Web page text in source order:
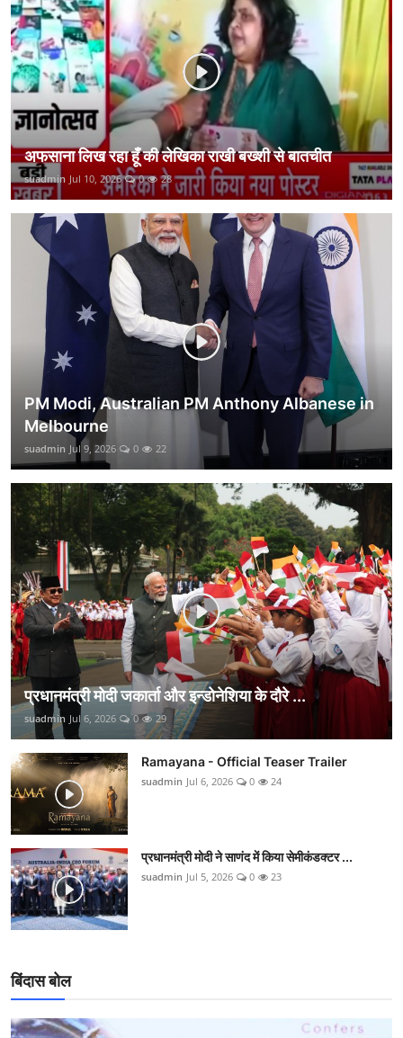
कानून
राजनीति
वीडियो
अफसाना लिख रहा हूँ की लेखिका राखी बख्शी से बातचीत
suadmin Jul 10, 2026 0 28
PM Modi, Australian PM Anthony Albanese in
Melbourne
suadmin Jul 9, 2026 0 22
प्रधानमंत्री मोदी जकार्ता और इन्डोनेशिया के दौरे ...
suadmin Jul 6, 2026 0 29
Ramayana - Official Teaser Trailer
suadmin Jul 6, 2026 0 24
प्रधानमंत्री मोदी ने साणंद में किया सेमीकंडक्टर ...
suadmin Jul 5, 2026 0 23
बिंदास बोल